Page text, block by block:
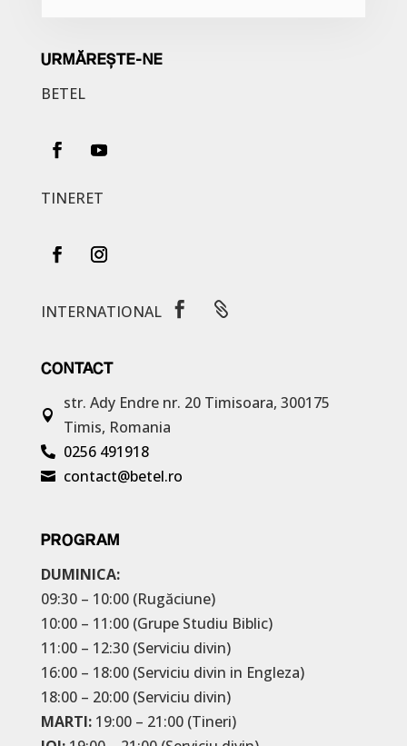
URMĂREȘTE-NE
BETEL
TINERET
INTERNATIONAL  
CONTACT

str. Ady Endre nr. 20 Timisoara, 300175
Timis, Romania
 0256 491918
 contact@betel.ro
PROGRAM
DUMINICA:
09:30 – 10:00 (Rugăciune)
10:00 – 11:00 (Grupe Studiu Biblic)
11:00 – 12:30 (Serviciu divin)
16:00 – 18:00 (Serviciu divin in Engleza)
18:00 – 20:00 (Serviciu divin)
MARTI: 19:00 – 21:00 (Tineri)